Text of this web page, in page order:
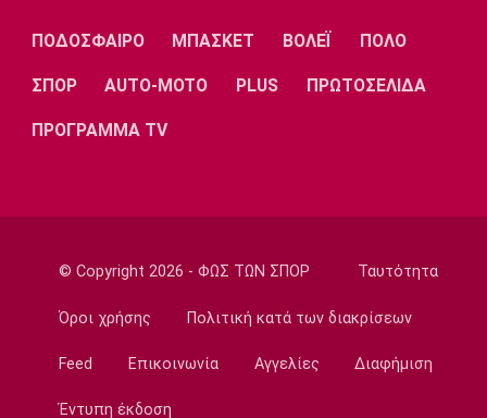
ΠΟΔΟΣΦΑΙΡΟ ΜΠΑΣΚΕΤ ΒΟΛΕΪ ΠΟΛΟ
ΣΠΟΡ AUTO-MOTO PLUS ΠΡΩΤΟΣΕΛΙΔΑ
ΠΡΟΓΡΑΜΜΑ TV
© Copyright 2026 - ΦΩΣ ΤΩΝ ΣΠΟΡ Ταυτότητα
Όροι χρήσης Πολιτική κατά των διακρίσεων
Feed Επικοινωνία Αγγελίες Διαφήμιση
Έντυπη έκδοση